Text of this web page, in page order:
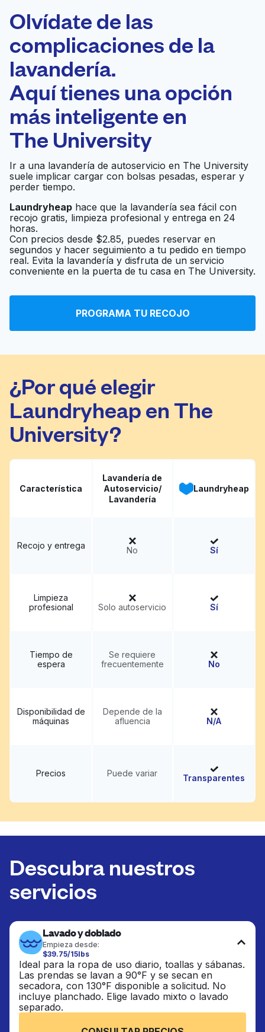
Laundryheap.com
Programa tu recogida
0 min
Recojo y entrega
casa
Abierto 24/7
Complete Services
Ir al sitio web
Blue Bubble Express
Laundromat
Ir al sitio web
Dirty Dungarees Ir al sitio web
Clintonville Coin
Ir al sitio web
Olvídate de las
complicaciones de la
lavandería.
Aquí tienes una opción
más inteligente en
The University
Ir a una lavandería de autoservicio en The University
suele implicar cargar con bolsas pesadas, esperar y
perder tiempo.
Laundryheap hace que la lavandería sea fácil con
recojo gratis, limpieza profesional y entrega en 24
horas.
Con precios desde $2.85, puedes reservar en
segundos y hacer seguimiento a tu pedido en tiempo
real. Evita la lavandería y disfruta de un servicio
conveniente en la puerta de tu casa en The University.
PROGRAMA TU RECOJO
¿Por qué elegir
Laundryheap en The
University?
Característica
Lavandería de
Autoservicio/
Lavandería
Laundryheap
Recojo y entrega No Sí
Limpieza
profesional
Solo autoservicio Sí
Tiempo de
espera
Se requiere
frecuentemente
No
Disponibilidad de
máquinas
Depende de la
afluencia
N/A
Precios Puede variar Transparentes
Descubra nuestros
servicios
Lavado y doblado
Empieza desde:
$39.75/15lbs
Ideal para la ropa de uso diario, toallas y sábanas.
Las prendas se lavan a 90°F y se secan en
secadora, con 130°F disponible a solicitud. No
incluye planchado. Elige lavado mixto o lavado
separado.